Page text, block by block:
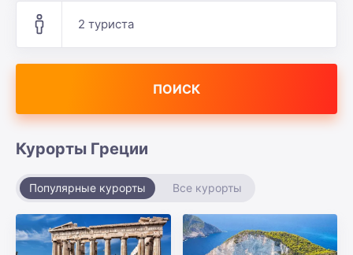
2 туриста
ПОИСК
Курорты Греции
Популярные курорты Все курорты